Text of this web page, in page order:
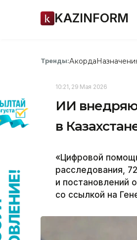
KAZINFORM
Тренды:Акорда
10:21, 29 Мая 2026
ИИ
в
«Цифровой
расследования,
и постановлений
со ссылкой на